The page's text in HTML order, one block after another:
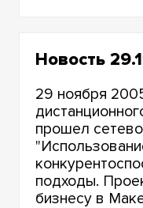
Новость
29 ноября
прошел
подходы.
бизнесу в